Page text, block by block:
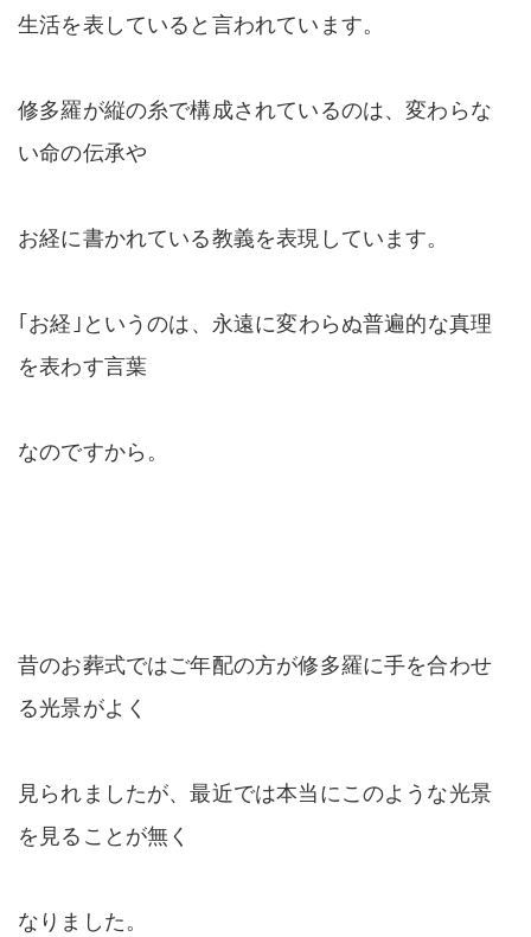
生活を表していると言われています。
修多羅が縦の糸で構成されているのは、変わらな
い命の伝承や
お経に書かれている教義を表現しています。
｢お経｣というのは、永遠に変わらぬ普遍的な真理
を表わす言葉
なのですから。
昔のお葬式ではご年配の方が修多羅に手を合わせ
る光景がよく
見られましたが、最近では本当にこのような光景
を見ることが無く
なりました。